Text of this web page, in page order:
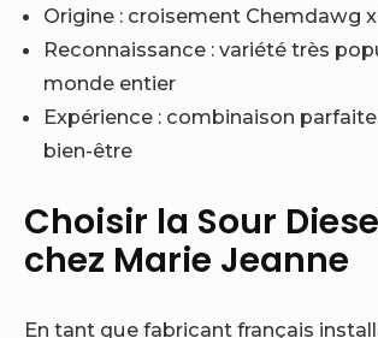
Origine : croisement Chemdawg
Reconnaissance : variété très
monde entier
Expérience : combinaison
bien-être
Choisir la Sour
chez Marie Jeanne
En tant que fabricant français